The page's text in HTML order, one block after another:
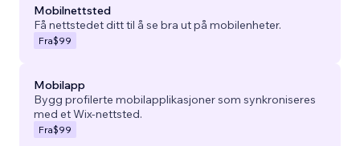
Mobilnettsted
Få nettstedet ditt til å se bra ut på mobilenheter.
Fra$99
Mobilapp
Bygg profilerte mobilapplikasjoner som synkroniseres
med et Wix-nettsted.
Fra$99